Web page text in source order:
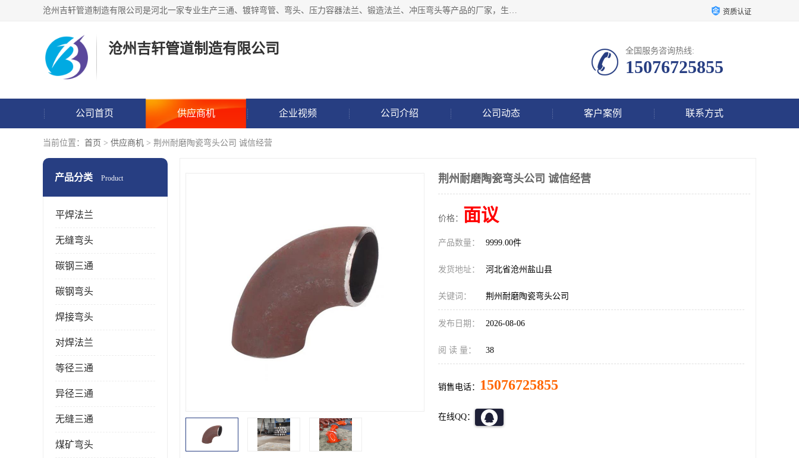
沧州吉轩管道制造有限公司是河北一家专业生产三通、镀锌弯管、弯头、压力容器法兰、锻造法兰、冲压弯头等产品的厂家，生产设备精良，工艺先进，产品规格齐全，售后服务健全。 资质认证
沧州吉轩管道制造有限公司 全国服务咨询热线:
15076725855
公司首页 供应商机 企业视频 公司介绍 公司动态 客户案例 联系方式
当前位置： 首页 > 供应商机 > 荆州耐磨陶瓷弯头公司 诚信经营
产品分类 Product
平焊法兰
无缝弯头
碳钢三通
碳钢弯头
焊接弯头
对焊法兰
等径三通
异径三通
无缝三通
煤矿弯头
荆州耐磨陶瓷弯头公司 诚信经营
价格： 面议
产品数量： 9999.00件
发货地址： 河北省沧州盐山县
关键词： 荆州耐磨陶瓷弯头公司
发布日期： 2026-08-06
阅 读 量： 38
销售电话： 15076725855
在线QQ：